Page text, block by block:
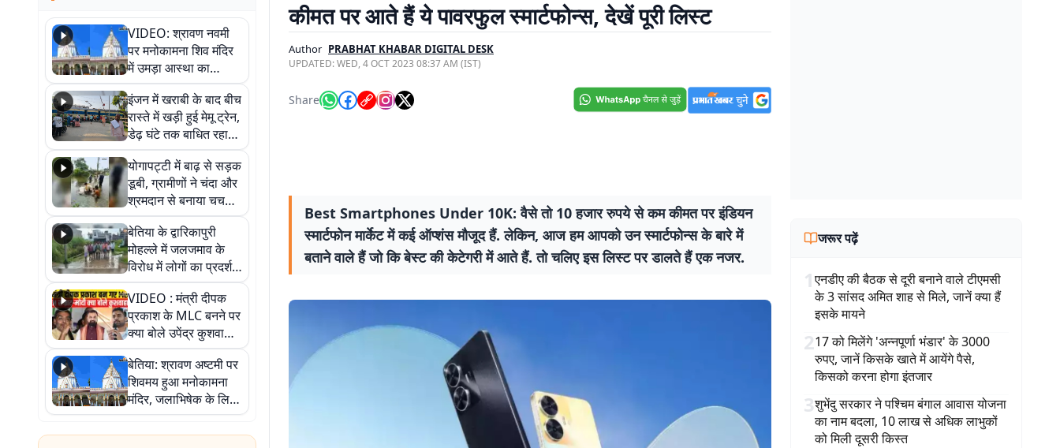
VIDEO: श्रावण नवमी
पर मनोकामना शिव मंदिर
में उमड़ा आस्था का
सैलाब, हर-हर महादेव के
जयघोष से गूंजा परिसर
इंजन में खराबी के बाद बीच
रास्ते में खड़ी हुई मेमू ट्रेन,
डेढ़ घंटे तक बाधित रहा
आवागमन
योगापट्टी में बाढ़ से सड़क
डूबी, ग्रामीणों ने चंदा और
श्रमदान से बनाया चचरी
पुल
बेतिया के द्वारिकापुरी
मोहल्ले में जलजमाव के
विरोध में लोगों का प्रदर्शन,
स्थायी समाधान की मांग
VIDEO : मंत्री दीपक
प्रकाश के MLC बनने पर
क्या बोले उपेंद्र कुशवाहा,
सुनिए
बेतिया: श्रावण अष्टमी पर
शिवमय हुआ मनोकामना
मंदिर, जलाभिषेक के लिए
लगी लंबी कतारें
कीमत पर आते हैं ये पावरफुल स्मार्टफोन्स, देखें पूरी लिस्ट
Author PRABHAT KHABAR DIGITAL DESK
UPDATED:WED, 4 OCT 2023 08:37 AM (IST)
Share
Best Smartphones Under 10K: वैसे तो 10 हजार रुपये से कम कीमत पर इंडियन
स्मार्टफोन मार्केट में कई ऑप्शंस मौजूद हैं. लेकिन, आज हम आपको उन स्मार्टफोन्स के बारे में
बताने वाले हैं जो कि बेस्ट की केटेगरी में आते हैं. तो चलिए इस लिस्ट पर डालते हैं एक नजर.
जरूर पढ़ें
1एनडीए की बैठक से दूरी बनाने वाले टीएमसी
के 3 सांसद अमित शाह से मिले, जानें क्या हैं
इसके मायने
217 को मिलेंगे 'अन्नपूर्णा भंडार' के 3000
रुपए, जानें किसके खाते में आयेंगे पैसे,
किसको करना होगा इंतजार
3शुभेंदु सरकार ने पश्चिम बंगाल आवास योजना
का नाम बदला, 10 लाख से अधिक लाभुकों
को मिली दूसरी किस्त